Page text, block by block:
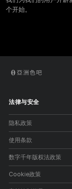
个开始。
法律与安全
隐私政策
使用条款
数字千年版权法政策
Cookie政策